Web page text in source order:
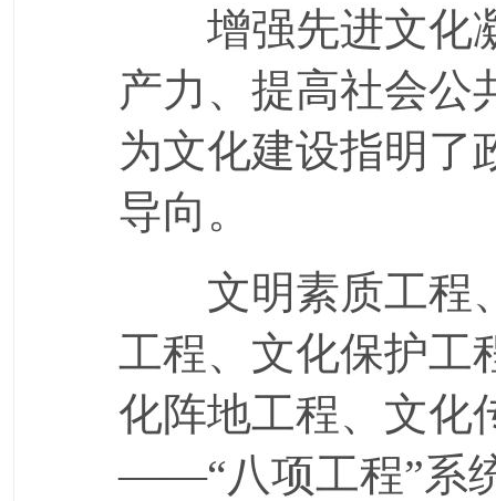
增强先进文化凝
产力、提高社会
为文化建设指明了
导向。
文明素质工程、
工程、文化保护工
化阵地工程、文化
——“八项工程”系